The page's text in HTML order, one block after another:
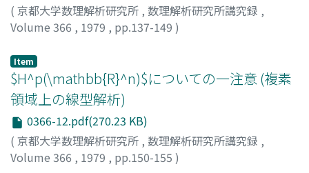
( 京都大学数理解析研究所 , 数理解析研究所講究録 ,
Volume 366 , 1979 , pp.137-149 )
Item
$H^p(\mathbb{R}^n)$についての一注意 (複素
領域上の線型解析)
0366-12.pdf(270.23 KB)
( 京都大学数理解析研究所 , 数理解析研究所講究録 ,
Volume 366 , 1979 , pp.150-155 )